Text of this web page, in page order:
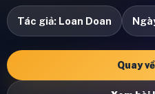
Tác giả: Loan Doan
Quay